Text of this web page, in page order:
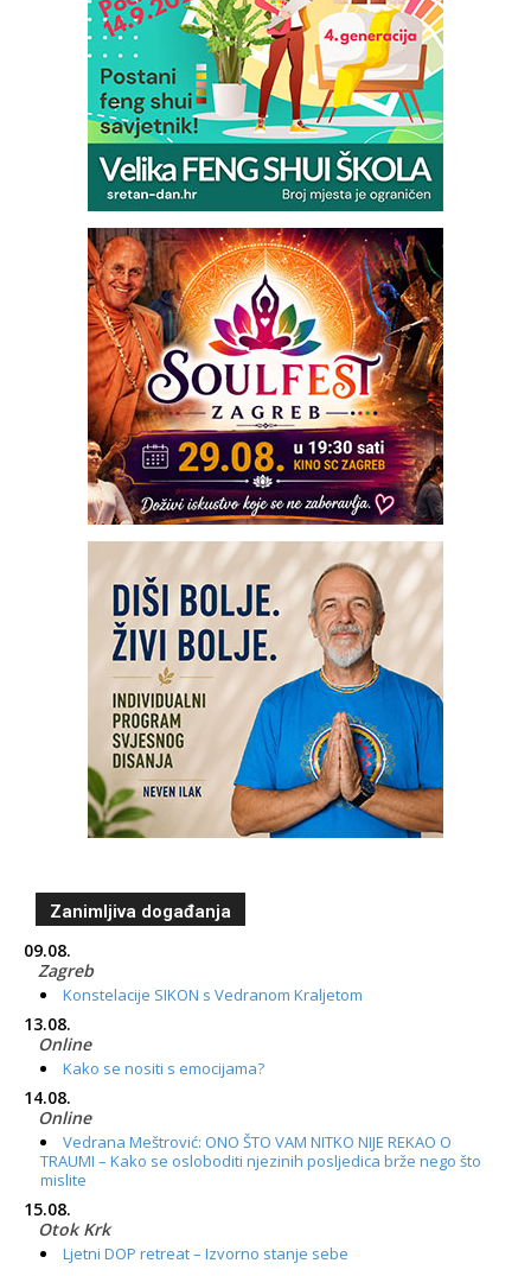
Zanimljiva događanja
09.08.
Zagreb
Konstelacije SIKON s Vedranom Kraljetom
13.08.
Online
Kako se nositi s emocijama?
14.08.
Online
Vedrana Meštrović: ONO ŠTO VAM NITKO NIJE REKAO O
TRAUMI – Kako se osloboditi njezinih posljedica brže nego što
mislite
15.08.
Otok Krk
Ljetni DOP retreat – Izvorno stanje sebe